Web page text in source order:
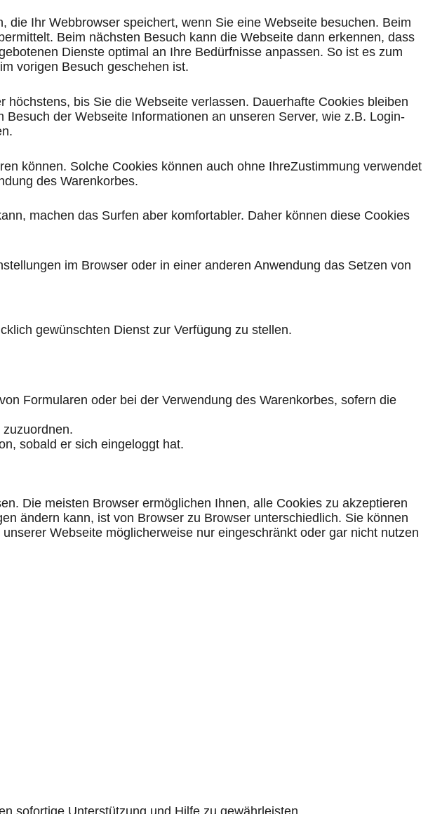
Ihr Webbrowser speichert, wenn Sie eine Webseite besuchen. Beim
Beim nächsten Besuch kann die Webseite dann erkennen, dass
Dienste optimal an Ihre Bedürfnisse anpassen. So ist es zum
vorigen Besuch geschehen ist.
bis Sie die Webseite verlassen. Dauerhafte Cookies bleiben
der Webseite Informationen an unseren Server, wie z.B. Login-
können. Solche Cookies können auch ohne IhreZustimmung verwendet
des Warenkorbes.
machen das Surfen aber komfortabler. Daher können diese Cookies
im Browser oder in einer anderen Anwendung das Setzen von
gewünschten Dienst zur Verfügung zu stellen.
Formularen oder bei der Verwendung des Warenkorbes, sofern die
sobald er sich eingeloggt hat.
Die meisten Browser ermöglichen Ihnen, alle Cookies zu akzeptieren
ändern kann, ist von Browser zu Browser unterschiedlich. Sie können
Webseite möglicherweise nur eingeschränkt oder gar nicht nutzen
sofortige Unterstützung und Hilfe zu gewährleisten.